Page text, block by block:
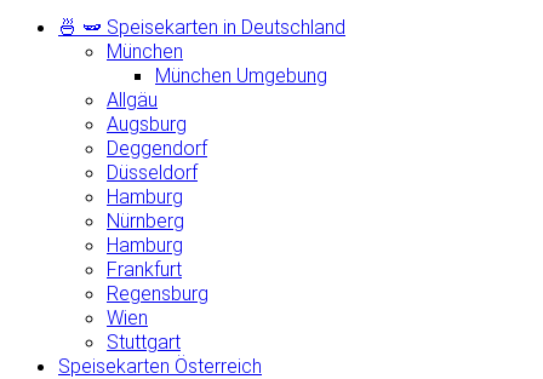
🍜 🫛 Speisekarten in Deutschland
München
München Umgebung
Allgäu
Augsburg
Deggendorf
Düsseldorf
Hamburg
Nürnberg
Hamburg
Frankfurt
Regensburg
Wien
Stuttgart
Speisekarten Österreich